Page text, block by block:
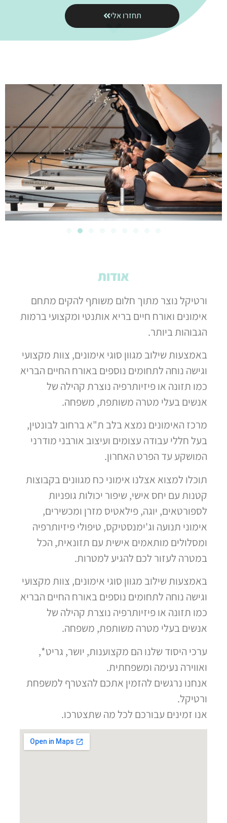
תחזרו אלי
אודות
ורטיקל נוצר מתוך חלום משותף להקים מתחם
אימונים ואורח חיים בריא אותנטי ומקצועי ברמות
הגבוהות ביותר.
באמצעות שילוב מגוון סוגי אימונים, צוות מקצועי
וגישה נוחה לתחומים נוספים באורח החיים הבריא
כמו תזונה או פיזיותרפיה נוצרת קהילה של
אנשים בעלי מטרה משותפת, משפחה.
מרכז האימונים נמצא בלב ת"א ברחוב לבונטין,
בעל חללי עבודה עצומים ועיצוב אורבני מודרני
המושקע עד הפרט האחרון.
תוכלו למצוא אצלנו אימוני כח מגוונים בקבוצות
קטנות עם יחס אישי, שיפור יכולות גופניות
לספורטאים, יוגה, פילאטיס מזרן ומכשירים,
אימוני תנועה וג'ימנסטיקס, טיפולי פיזיותרפיה
ומסלולים מותאמים אישית עם תזונאית, הכל
במטרה לעזור לכם להגיע למטרות.
באמצעות שילוב מגוון סוגי אימונים, צוות מקצועי
וגישה נוחה לתחומים נוספים באורח החיים הבריא
כמו תזונה או פיזיותרפיה נוצרת קהילה של
אנשים בעלי מטרה משותפת, משפחה.
ערכי היסוד שלנו הם מקצוענות, יושר, גריט*,
ואווירה נעימה ומשפחתית.
אנחנו נרגשים להזמין אתכם להצטרף למשפחת
ורטיקל.
אנו זמינים עבורכם לכל מה שתצטרכו.